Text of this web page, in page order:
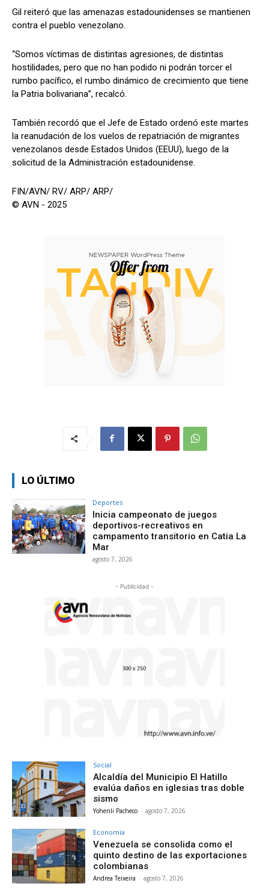
Gil reiteró que las amenazas estadounidenses se mantienen
contra el pueblo venezolano.
“Somos víctimas de distintas agresiones, de distintas
hostilidades, pero que no han podido ni podrán torcer el
rumbo pacífico, el rumbo dinámico de crecimiento que tiene
la Patria bolivariana”, recalcó.
También recordó que el Jefe de Estado ordenó este martes
la reanudación de los vuelos de repatriación de migrantes
venezolanos desde Estados Unidos (EEUU), luego de la
solicitud de la Administración estadounidense.
FIN/AVN/ RV/ ARP/ ARP/
© AVN - 2025
LO ÚLTIMO
Deportes
Inicia campeonato de juegos
deportivos-recreativos en
campamento transitorio en Catia La
Mar
agosto 7, 2026
- Publicidad -
Social
Alcaldía del Municipio El Hatillo
evalúa daños en iglesias tras doble
sismo
Yohenli Pacheco - agosto 7, 2026
Economía
Venezuela se consolida como el
quinto destino de las exportaciones
colombianas
Andrea Teixeira - agosto 7, 2026